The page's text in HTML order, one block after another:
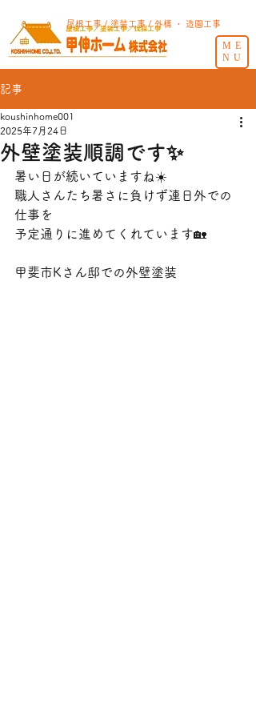
ME
NU
屋根工事 / 塗装工事 / 外構 ・ 造園工事
記事
外壁塗装順調です✨
koushinhome001
2025年7月24日
暑い日が続いていますね☀️
職人さんたち暑さに負けず連日外での
仕事を
予定通りに進めてくれています🏡
甲斐市Kさん邸での外壁塗装